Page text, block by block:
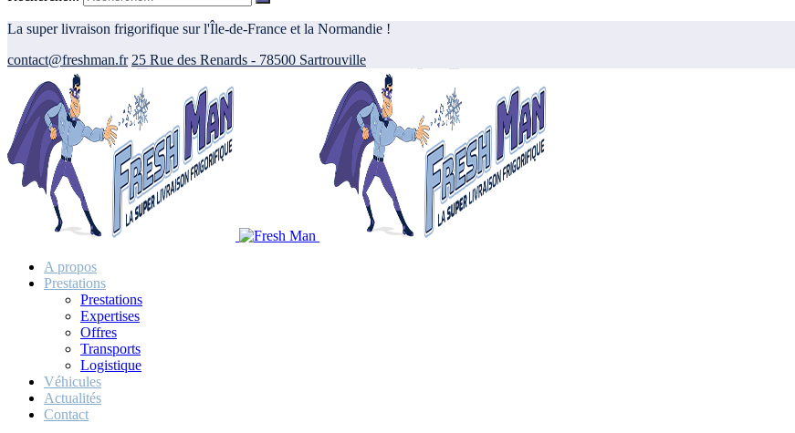
La super livraison frigorifique sur l'Île-de-France et la Normandie !
contact@freshman.fr 25 Rue des Renards - 78500 Sartrouville
A propos
Prestations
Prestations
Expertises
Offres
Transports
Logistique
Véhicules
Actualités
Contact